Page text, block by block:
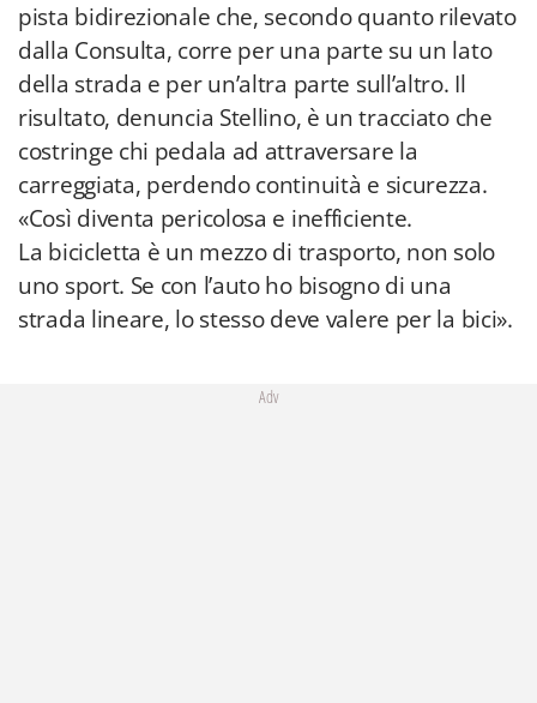
pista bidirezionale che, secondo quanto rilevato
dalla Consulta, corre per una parte su un lato
della strada e per un’altra parte sull’altro. Il
risultato, denuncia Stellino, è un tracciato che
costringe chi pedala ad attraversare la
carreggiata, perdendo continuità e sicurezza.
«Così diventa pericolosa e inefficiente.
La bicicletta è un mezzo di trasporto, non solo
uno sport. Se con l’auto ho bisogno di una
strada lineare, lo stesso deve valere per la bici».
Adv